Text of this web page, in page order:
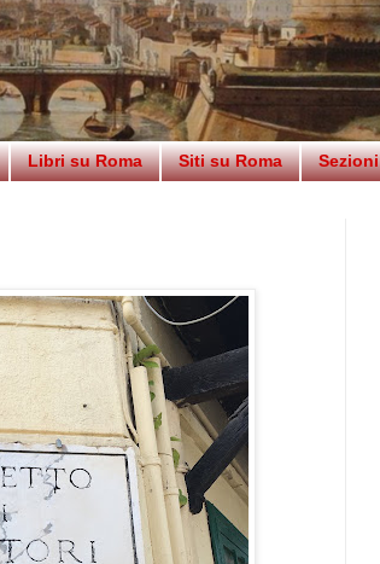
Libri su Roma Siti su Roma Sezioni